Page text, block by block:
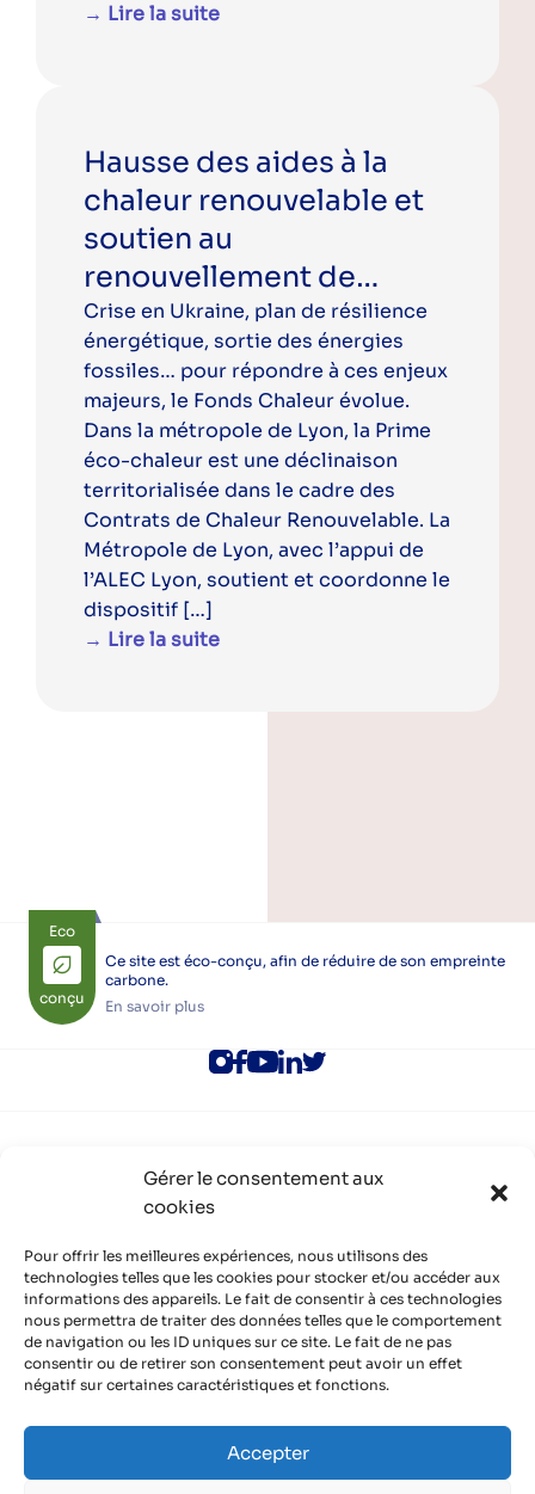
Gérer le consentement aux
cookies
Pour offrir les meilleures expériences, nous utilisons des
technologies telles que les cookies pour stocker et/ou accéder aux
informations des appareils. Le fait de consentir à ces technologies
nous permettra de traiter des données telles que le comportement
de navigation ou les ID uniques sur ce site. Le fait de ne pas
consentir ou de retirer son consentement peut avoir un effet
négatif sur certaines caractéristiques et fonctions.
Accepter
→ Lire la suite
Hausse des aides à la
chaleur renouvelable et
soutien au
renouvellement de
chaufferies bois énergie |
Fonds chaleur é
Crise en Ukraine, plan de résilience
énergétique, sortie des énergies
fossiles… pour répondre à ces enjeux
majeurs, le Fonds Chaleur évolue.
Dans la métropole de Lyon, la Prime
éco-chaleur est une déclinaison
territorialisée dans le cadre des
Contrats de Chaleur Renouvelable. La
Métropole de Lyon, avec l’appui de
l’ALEC Lyon, soutient et coordonne le
dispositif […]
→ Lire la suite
Eco
conçu
Ce site est éco-conçu, afin de réduire de son empreinte
carbone.
En savoir plus
Rejoindre l’ALEC Lyon
Adhérer à l’ALEC Lyon
Politique de cookies (UE)
Partenaires
Découvrir nos partenaires, réseaux, soutiens
Infos pratiques
Mentions légales
Politique de confidentialité
Contact